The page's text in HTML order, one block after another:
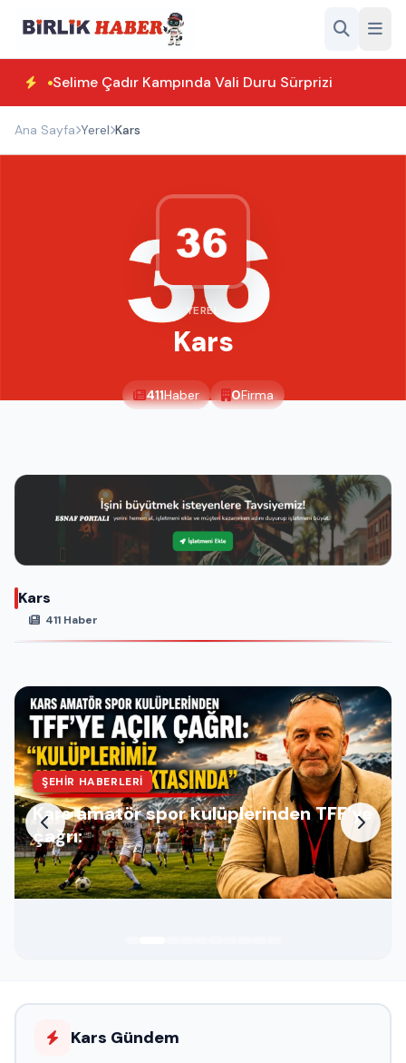
Selime Çadır Kampında Vali Duru Sürprizi
Ana Sayfa Yerel Kars
YEREL
Kars
411Haber 0Firma
Kars
411 Haber
ŞEHIR HABERLERI
Kars amatör spor kulüplerinden TFF’ye
çağrı:
Kars Gündem